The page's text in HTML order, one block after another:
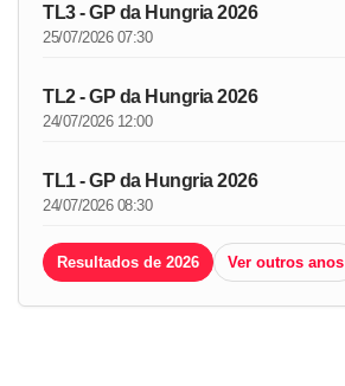
TL3 - GP da Hungria 2026
25/07/2026 07:30
TL2 - GP da Hungria 2026
24/07/2026 12:00
TL1 - GP da Hungria 2026
24/07/2026 08:30
Resultados de 2026 Ver outros anos